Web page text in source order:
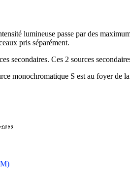
lumineuse passe par des
pris séparément.
Ces 2 sources
monochromatique S est au foyer de
M)